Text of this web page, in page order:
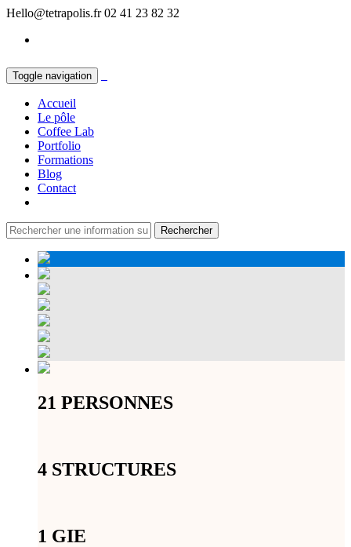
Hello@tetrapolis.fr 02 41 23 82 32
Toggle navigation
Accueil
Le pôle
Coffee Lab
Portfolio
Formations
Blog
Contact
21 PERSONNES
4 STRUCTURES
1 GIE